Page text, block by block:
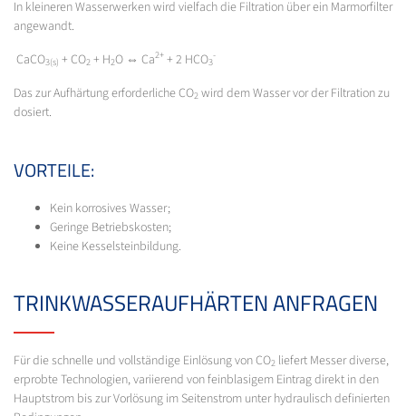
In kleineren Wasserwerken wird vielfach die Filtration über ein Marmorfilter
angewandt.
CaCO3(s) + CO2 + H2O ⇔ Ca2+ + 2 HCO3
-
Das zur Aufhärtung erforderliche CO2 wird dem Wasser vor der Filtration zu
dosiert.
VORTEILE:
Kein korrosives Wasser;
Geringe Betriebskosten;
Keine Kesselsteinbildung.
TRINKWASSERAUFHÄRTEN ANFRAGEN
Für die schnelle und vollständige Einlösung von CO2 liefert Messer diverse,
erprobte Technologien, variierend von feinblasigem Eintrag direkt in den
Hauptstrom bis zur Vorlösung im Seitenstrom unter hydraulisch definierten